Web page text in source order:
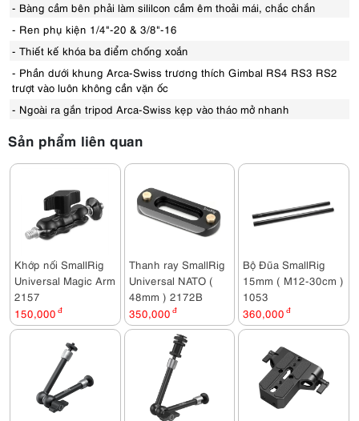
- Bàng cầm bên phải làm sililcon cầm êm thoải mái, chắc chắn
- Ren phụ kiện 1/4"-20 & 3/8"-16
- Thiết kế khóa ba điểm chống xoắn
- Phần dưới khung Arca-Swiss trương thích Gimbal RS4 RS3 RS2
trượt vào luôn không cần vặn ốc
- Ngoài ra gắn tripod Arca-Swiss kẹp vào tháo mở nhanh
Sản phẩm liên quan
Khớp nối SmallRig
Universal Magic Arm
2157
150,000 đ
Thanh ray SmallRig
Universal NATO (
48mm ) 2172B
350,000 đ
Bộ Đũa SmallRig
15mm ( M12-30cm )
1053
360,000 đ